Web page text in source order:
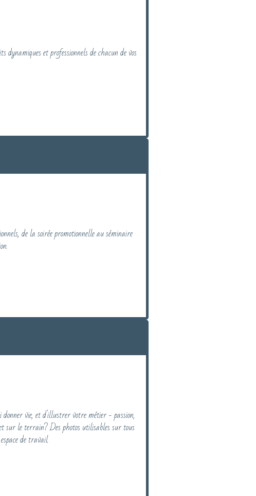
et professionnels de chacun de vos
de la soirée promotionnelle au séminaire
vie, et d'illustrer votre métier - passion,
sur le terrain? Des photos utilisables sur tous
de travail.